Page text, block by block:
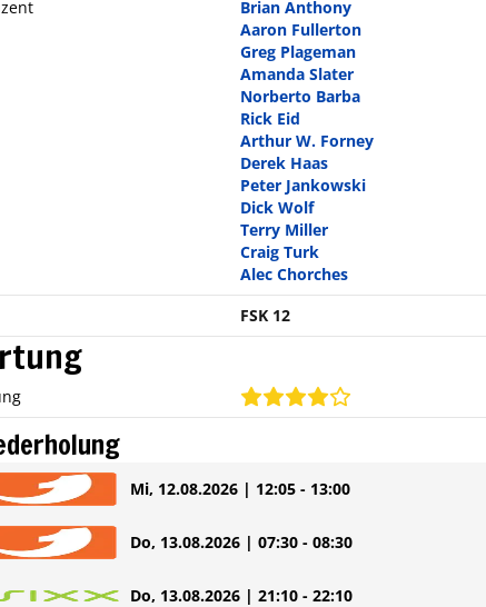
Brian Anthony
Aaron Fullerton
Greg Plageman
Amanda Slater
Norberto Barba
Rick Eid
Arthur W. Forney
Derek Haas
Peter Jankowski
Dick Wolf
Terry Miller
Craig Turk
Alec Chorches
FSK 12
Mi, 12.08.2026 | 12:05 - 13:00
Do, 13.08.2026 | 07:30 - 08:30
Do, 13.08.2026 | 21:10 - 22:10